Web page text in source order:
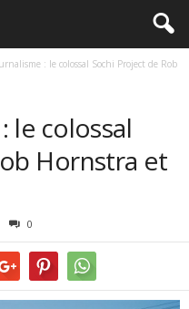
: le colossal Sochi Project de Rob
le colossal
Hornstra et
0